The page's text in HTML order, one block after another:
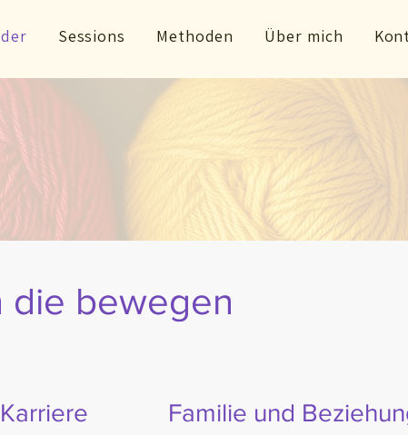
Sessions Methoden Über mich
die bewegen
Familie und